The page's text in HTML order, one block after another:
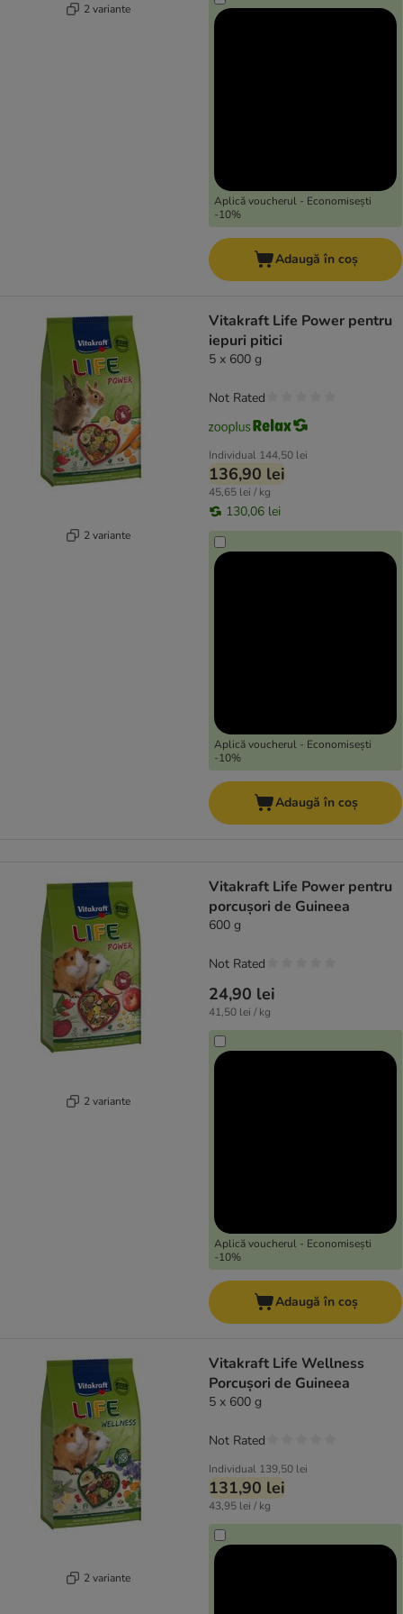
2 variante
Aplică voucherul - Economisești
-10%
Adaugă în coș
2 variante
Vitakraft Life Power pentru
iepuri pitici
5 x 600 g
Individual 144,50 lei
136,90 lei
45,65 lei / kg
130,06 lei
Aplică voucherul - Economisești
-10%
Not Rated
Adaugă în coș
2 variante
Vitakraft Life Power pentru
porcușori de Guineea
600 g
24,90 lei
41,50 lei / kg
Aplică voucherul - Economisești
-10%
Not Rated
Adaugă în coș
2 variante
Vitakraft Life Wellness
Porcușori de Guineea
5 x 600 g
Individual 139,50 lei
131,90 lei
43,95 lei / kg
Not Rated